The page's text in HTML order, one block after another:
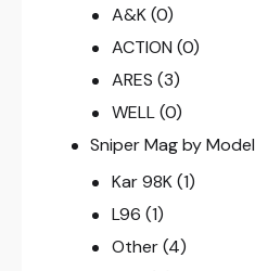
A&K (0)
ACTION (0)
ARES (3)
WELL (0)
Sniper Mag by Model
Kar 98K (1)
L96 (1)
Other (4)